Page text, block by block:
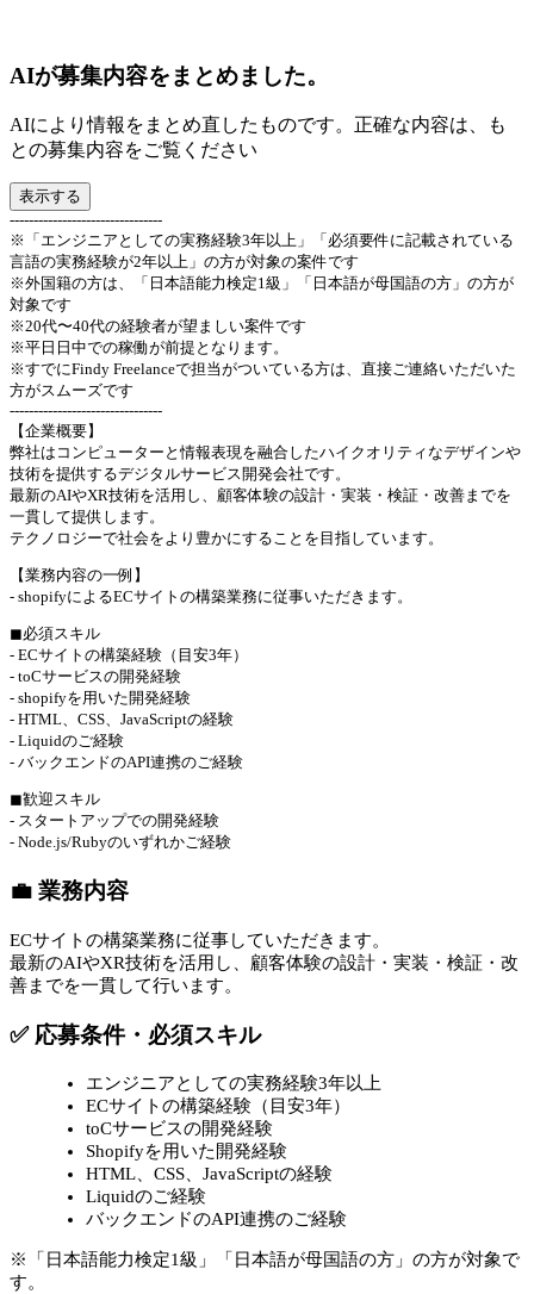
AIが募集内容をまとめました。
AIにより情報をまとめ直したものです。正確な内容は、も
との募集内容をご覧ください
表示する
--------------------------------
※「エンジニアとしての実務経験3年以上」「必須要件に記載されている
言語の実務経験が2年以上」の方が対象の案件です
※外国籍の方は、「日本語能力検定1級」「日本語が母国語の方」の方が
対象です
※20代〜40代の経験者が望ましい案件です
※平日日中での稼働が前提となります。
※すでにFindy Freelanceで担当がついている方は、直接ご連絡いただいた
方がスムーズです
--------------------------------
【企業概要】
弊社はコンピューターと情報表現を融合したハイクオリティなデザインや
技術を提供するデジタルサービス開発会社です。
最新のAIやXR技術を活用し、顧客体験の設計・実装・検証・改善までを
一貫して提供します。
テクノロジーで社会をより豊かにすることを目指しています。
【業務内容の一例】
- shopifyによるECサイトの構築業務に従事いただきます。
◼︎必須スキル
- ECサイトの構築経験（目安3年）
- toCサービスの開発経験
- shopifyを用いた開発経験
- HTML、CSS、JavaScriptの経験
- Liquidのご経験
- バックエンドのAPI連携のご経験
◼︎歓迎スキル
- スタートアップでの開発経験
- Node.js/Rubyのいずれかご経験
💼 業務内容
ECサイトの構築業務に従事していただきます。
最新のAIやXR技術を活用し、顧客体験の設計・実装・検証・改
善までを一貫して行います。
✅ 応募条件・必須スキル
エンジニアとしての実務経験3年以上
ECサイトの構築経験（目安3年）
toCサービスの開発経験
Shopifyを用いた開発経験
HTML、CSS、JavaScriptの経験
Liquidのご経験
バックエンドのAPI連携のご経験
※「日本語能力検定1級」「日本語が母国語の方」の方が対象で
す。